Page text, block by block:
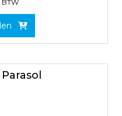
BTW